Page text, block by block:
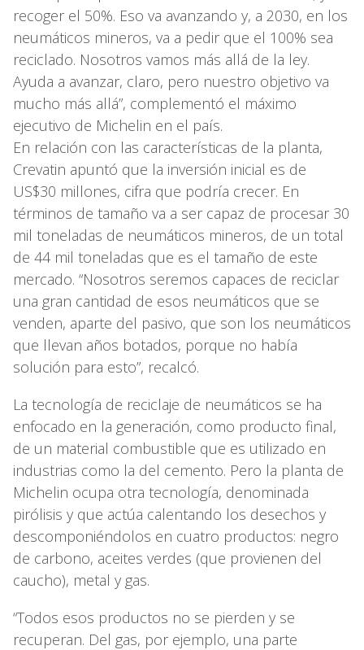
recoger el 50%. Eso va avanzando y, a 2030, en los
neumáticos mineros, va a pedir que el 100% sea
reciclado. Nosotros vamos más allá de la ley.
Ayuda a avanzar, claro, pero nuestro objetivo va
mucho más allá”, complementó el máximo
ejecutivo de Michelin en el país.
En relación con las características de la planta,
Crevatin apuntó que la inversión inicial es de
US$30 millones, cifra que podría crecer. En
términos de tamaño va a ser capaz de procesar 30
mil toneladas de neumáticos mineros, de un total
de 44 mil toneladas que es el tamaño de este
mercado. “Nosotros seremos capaces de reciclar
una gran cantidad de esos neumáticos que se
venden, aparte del pasivo, que son los neumáticos
que llevan años botados, porque no había
solución para esto”, recalcó.
La tecnología de reciclaje de neumáticos se ha
enfocado en la generación, como producto final,
de un material combustible que es utilizado en
industrias como la del cemento. Pero la planta de
Michelin ocupa otra tecnología, denominada
pirólisis y que actúa calentando los desechos y
descomponiéndolos en cuatro productos: negro
de carbono, aceites verdes (que provienen del
caucho), metal y gas.
“Todos esos productos no se pierden y se
recuperan. Del gas, por ejemplo, una parte